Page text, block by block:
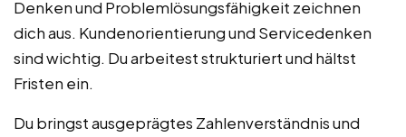
Denken und Problemlösungsfähigkeit zeichnen
dich aus. Kundenorientierung und Servicedenken
sind wichtig. Du arbeitest strukturiert und hältst
Fristen ein.
Du bringst ausgeprägtes Zahlenverständnis und